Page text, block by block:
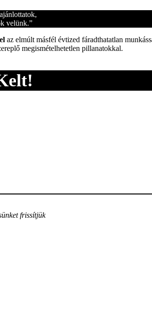
velünk.”
az elmúlt másfél évtized fáradthatatlan
megismételhetetlen pillanatokkal.
frissítjük